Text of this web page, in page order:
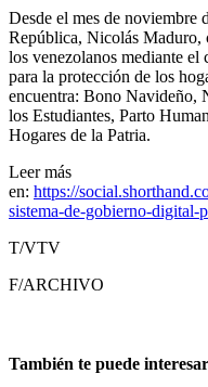
Desde el mes de noviembre
República, Nicolás Maduro,
los venezolanos mediante
para la protección de los
encuentra: Bono Navideño,
los Estudiantes, Parto
Hogares de la Patria.
Leer más
en: https://
sistema-de-gobierno-digital-
T/VTV
F/ARCHIVO
También te puede interesar